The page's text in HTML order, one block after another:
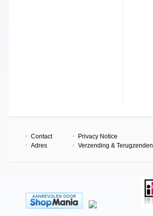
Contact
Adres
Privacy Notice
Verzending & Terugzenden